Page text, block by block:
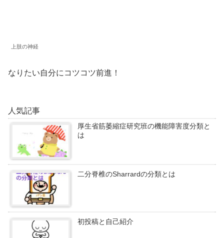
上肢の神経
なりたい自分にコツコツ前進！
人気記事
厚生省筋萎縮症研究班の機能障害度分類と
は
二分脊椎のSharrardの分類とは
初投稿と自己紹介